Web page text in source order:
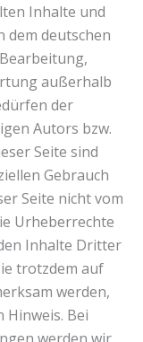
Inhalte und
dem deutschen
außerhalb
der
Autors bzw.
Seite sind
Gebrauch
Seite nicht vom
Urheberrechte
Inhalte Dritter
trotzdem auf
werden,
Bei